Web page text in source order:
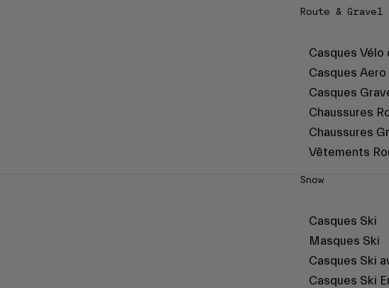
Route & Gravel
Casques Vélo
Casques Aero
Casques
Chaussures
Chaussures
Vêtements
Snow
Casques Ski
Masques Ski
Casques Ski
Casques Ski